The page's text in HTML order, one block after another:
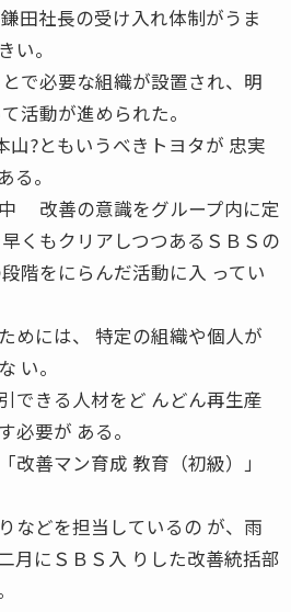
田社長の受け入れ体制がうま
い。
で必要な組織が設置され、明
活動が進められた。
山?ともいうべきトヨタが 忠実
る。
改善の意識をグループ内に定
くもクリアしつつあるＳＢＳの
階をにらんだ活動に入 ってい
めには、 特定の組織や個人が
い。
できる人材をど んどん再生産
必要が ある。
改善マン育成 教育（初級）」
などを担当しているの が、雨
月にＳＢＳ入 りした改善統括部